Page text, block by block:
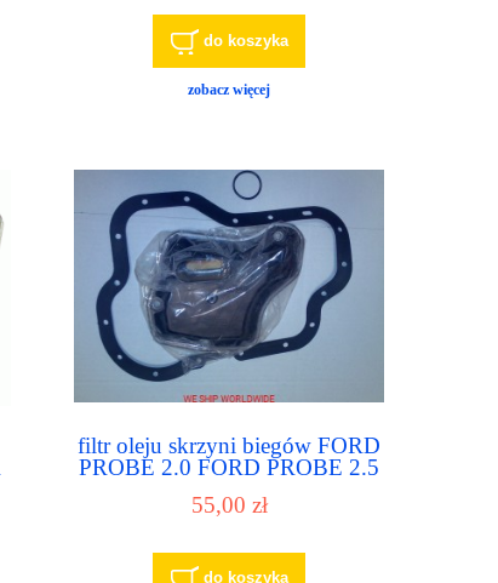
do koszyka
zobacz więcej
filtr oleju skrzyni biegów FORD
PROBE 2.0 FORD PROBE 2.5
2.5
55,00 zł
do koszyka